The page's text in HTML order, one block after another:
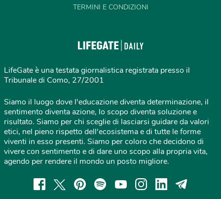
TERMINI E CONDIZIONI
LifeGate è una testata giornalistica registrata presso il
Tribunale di Como, 27/2001
Siamo il luogo dove l'educazione diventa determinazione, il
sentimento diventa azione, lo scopo diventa soluzione e
risultato. Siamo per chi sceglie di lasciarsi guidare da valori
etici, nel pieno rispetto dell'ecosistema e di tutte le forme
viventi in esso presenti. Siamo per coloro che decidono di
vivere con sentimento e di dare uno scopo alla propria vita,
agendo per rendere il mondo un posto migliore.